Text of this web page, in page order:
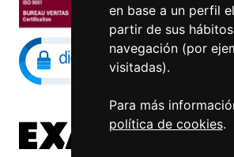
en base a un perfil
partir de sus
navegación (por
visitadas).
Para más
política de cookies.